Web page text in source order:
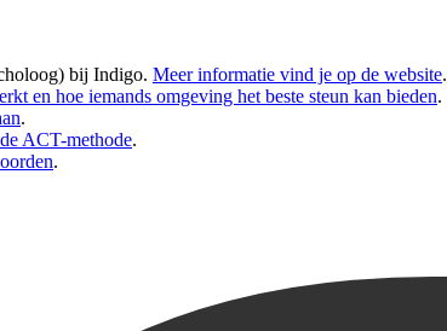
bij Indigo. Meer informatie vind je op de website.
en hoe iemands omgeving het beste steun kan bieden.
.
ACT-methode.
.